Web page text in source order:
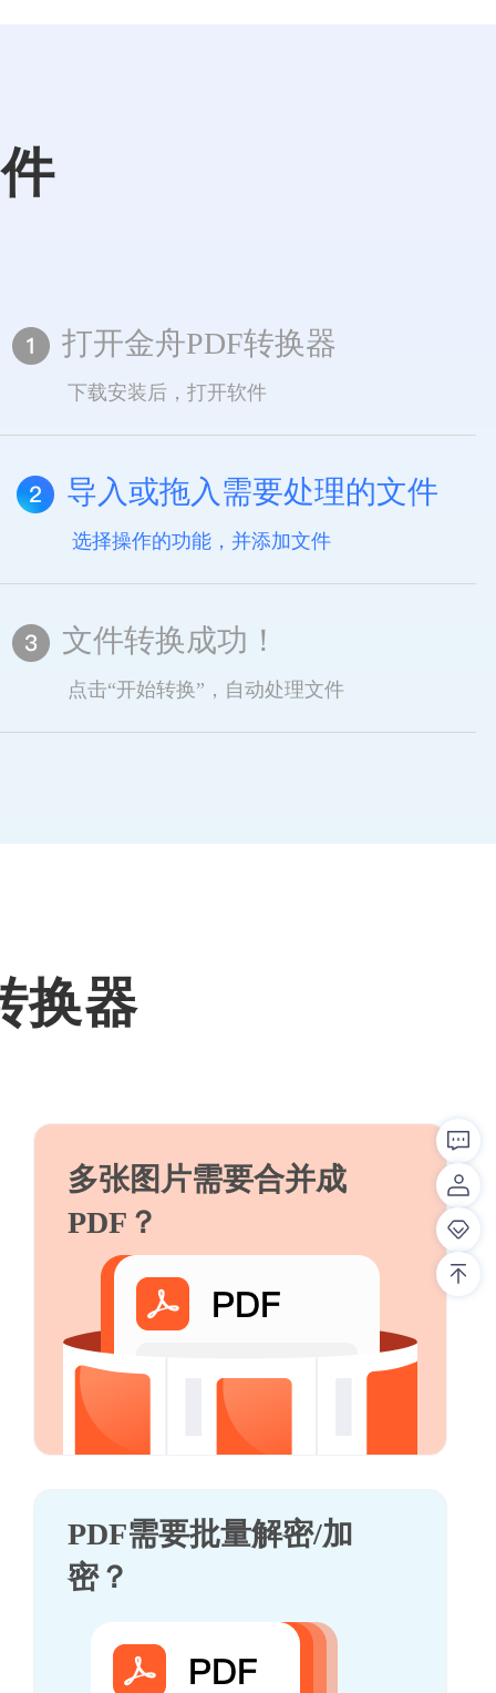
打开金舟PDF转换器
下载安装后，打开软件
导入或拖入需要处理的文件
选择操作的功能，并添加文件
文件转换成功！
点击“开始转换”，自动处理文件
换器
多张图片需要合并成
PDF？
PDF需要批量解密/加
密？